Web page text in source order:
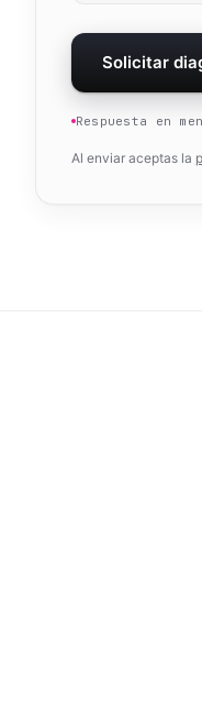
Solicitar
Respuesta en
Al enviar aceptas la